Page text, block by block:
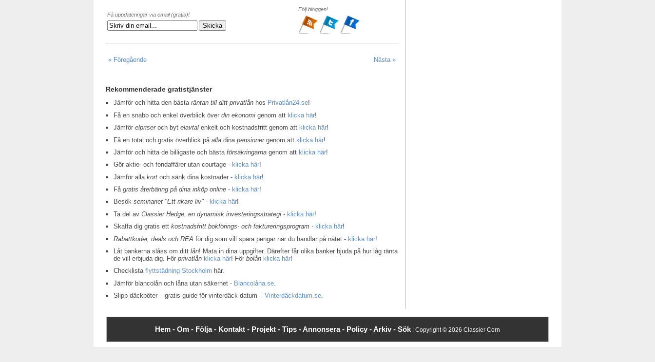
Få uppdateringar via email (gratis)!
Följ bloggen!
« Föregående Nästa »
Rekommenderade gratistjänster
Jämför och hitta den bästaräntan till ditt privatlån hos Privatlån24.se!
Få en snabb och enkel överblick överdin ekonomi genom att klicka här!
Jämförelpriseroch bytelavtal enkelt och kostnadsfritt genom att klicka här!
Få en total och gratis överblick påalla dinapensionergenom att klicka här!
Jämför och hitta de billigaste och bästaförsäkringarna genom att klicka här!
Gör aktie- och fondaffärer utan courtage - klicka här!
Jämför allakort och sänk dina kostnader - klicka här!
Fågratis återbäring på dina inköp online - klicka här!
Besökseminariet "Ett rikare liv" - klicka här!
Ta del avClassier Hedge, en dynamisk investeringsstrategi - klicka här!
Skaffa dig gratis ettkostnadsfritt bokförings- och faktureringsprogram - klicka här!
Rabattkoder, deals och REA för dig som vill spara pengar när du handlar på nätet - klicka här!
Låt bankerna slåss om dittlån! Mata in dina uppgifter. Därefter får olika banker bjuda på hur låg ränta
de vill erbjuda dig. Förprivatlån klicka här! Förbolån klicka här!
Checklistaflyttstädning Stockholm här.
Jämför blancolån och låna utan säkerhet - Blancolåna.se
Slipp däckböter – gratis guide för vinterdäck datum –Vinterdäckdatum.se.
Hem - Om - Följa - Kontakt - Projekt - Tips -Annonsera - Policy -Arkiv - Sök | Copyright © 2026 Classier Corn